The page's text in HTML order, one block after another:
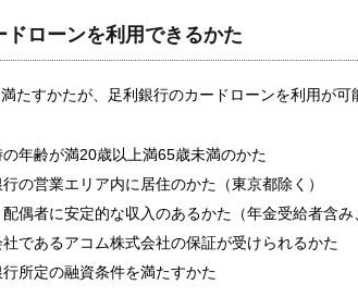
ドローンを利用できるかた
たすかたが、足利銀行のカードローンを利用が可
年齢が満20歳以上満65歳未満のかた
行の営業エリア内に居住のかた（東京都除く）
偶者に安定的な収入のあるかた（年金受給者含み
であるアコム株式会社の保証が受けられるかた
行所定の融資条件を満たすかた